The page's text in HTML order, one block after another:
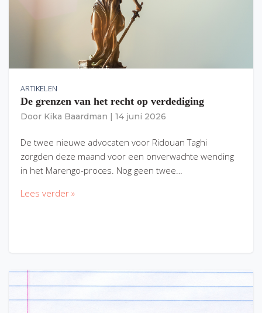
ARTIKELEN
De grenzen van het recht op verdediging
Door Kika Baardman 14 juni 2026
De twee nieuwe advocaten voor Ridouan Taghi
zorgden deze maand voor een onverwachte wending
in het Marengo-proces. Nog geen twee…
Lees verder »